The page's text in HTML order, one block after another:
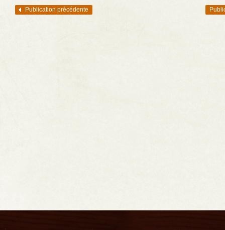
Navigation des articles
Publication précédente